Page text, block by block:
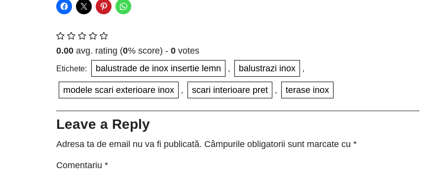
0.00 avg. rating (0% score) - 0 votes
Etichete: balustrade de inox insertie lemn , balustrazi inox ,
modele scari exterioare inox , scari interioare pret , terase inox
Leave a Reply
Adresa ta de email nu va fi publicată. Câmpurile obligatorii sunt marcate cu *
Comentariu *